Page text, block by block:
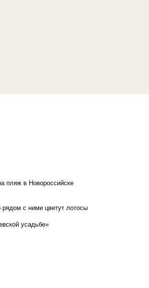
пляж в Новороссийске
с ними цветут лотосы
усадьбе»